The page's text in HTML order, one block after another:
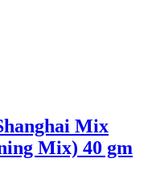
Mix
Mix) 40 gm